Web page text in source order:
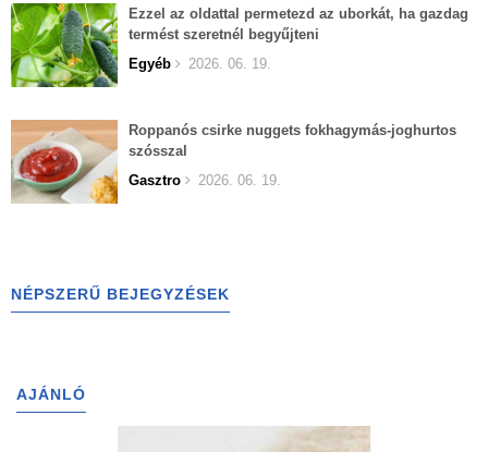
Ezzel az oldattal permetezd az uborkát, ha gazdag
termést szeretnél begyűjteni
Egyéb
2026. 06. 19.
Roppanós csirke nuggets fokhagymás-joghurtos
szósszal
Gasztro
2026. 06. 19.
NÉPSZERŰ BEJEGYZÉSEK
AJÁNLÓ